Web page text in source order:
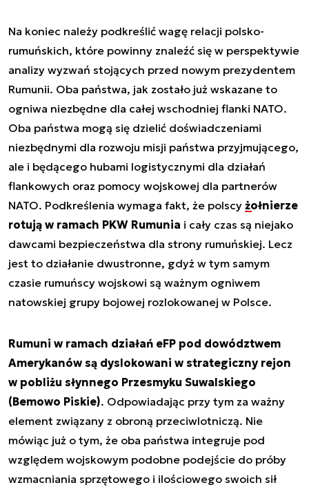
Na koniec należy podkreślić wagę relacji polsko-
rumuńskich, które powinny znaleźć się w perspektywie
analizy wyzwań stojących przed nowym prezydentem
Rumunii. Oba państwa, jak zostało już wskazane to
ogniwa niezbędne dla całej wschodniej flanki NATO.
Oba państwa mogą się dzielić doświadczeniami
niezbędnymi dla rozwoju misji państwa przyjmującego,
ale i będącego hubami logistycznymi dla działań
flankowych oraz pomocy wojskowej dla partnerów
NATO. Podkreślenia wymaga fakt, że polscy żołnierze
rotują w ramach PKW Rumunia i cały czas są niejako
dawcami bezpieczeństwa dla strony rumuńskiej. Lecz
jest to działanie dwustronne, gdyż w tym samym
czasie rumuńscy wojskowi są ważnym ogniwem
natowskiej grupy bojowej rozlokowanej w Polsce.
Rumuni w ramach działań eFP pod dowództwem
Amerykanów są dyslokowani w strategiczny rejon
w pobliżu słynnego Przesmyku Suwalskiego
(Bemowo Piskie). Odpowiadając przy tym za ważny
element związany z obroną przeciwlotniczą. Nie
mówiąc już o tym, że oba państwa integruje pod
względem wojskowym podobne podejście do próby
wzmacniania sprzętowego i ilościowego swoich sił